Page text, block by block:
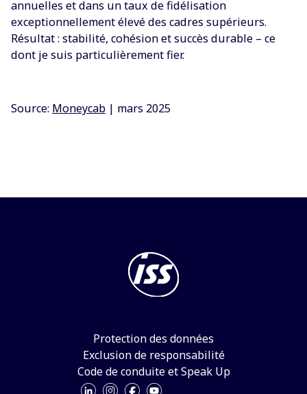
annuelles et dans un taux de fidélisation
exceptionnellement élevé des cadres supérieurs.
Résultat : stabilité, cohésion et succès durable – ce
dont je suis particulièrement fier.
Source: Moneycab | mars 2025
Protection des données
Exclusion de responsabilité
Code de conduite et Speak Up